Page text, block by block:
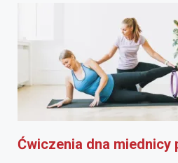
Ćwiczenia dna miednicy